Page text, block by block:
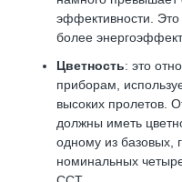
эффективности. Это
более
Цветность: это
приборам,
высоких пролетов.
должны иметь
одному из базовых,
номинальных